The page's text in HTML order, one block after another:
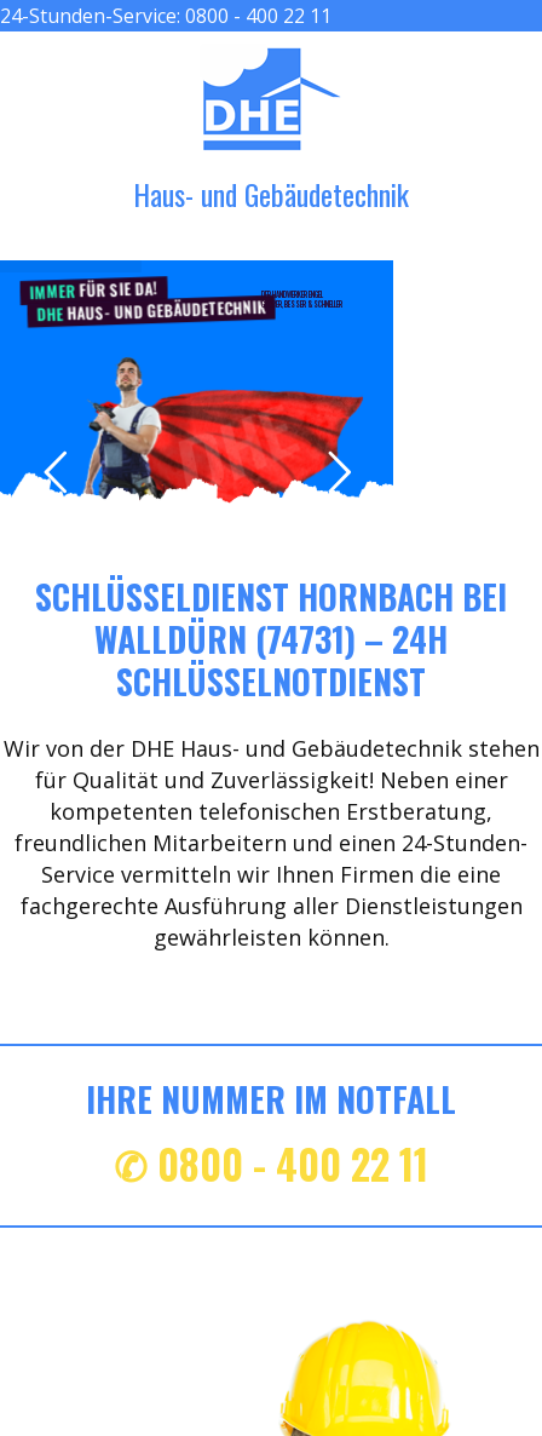
24-Stunden-Service: 0800 - 400 22 11
Haus- und Gebäudetechnik
IMMERFÜR SIE DA!
DHEHAUS- UND GEBÄUDETECHNIK
DER HANDWERKER ENGEL
GRÖßER, BESSER & SCHNELLER
SCHLÜSSELDIENST HORNBACH BEI
WALLDÜRN (74731) – 24H
SCHLÜSSELNOTDIENST
Wir von der DHE Haus- und Gebäudetechnik stehen
für Qualität und Zuverlässigkeit! Neben einer
kompetenten telefonischen Erstberatung,
freundlichen Mitarbeitern und einen 24-Stunden-
Service vermitteln wir Ihnen Firmen die eine
fachgerechte Ausführung aller Dienstleistungen
gewährleisten können.
IHRE NUMMER IM NOTFALL
✆ 0800 - 400 22 11